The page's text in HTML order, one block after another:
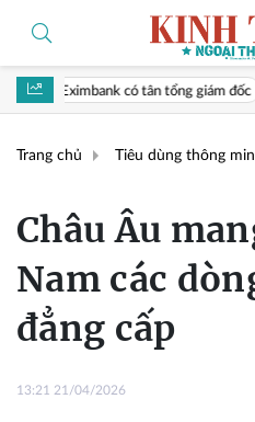
tân tổng giám đốc 'Ông lớn'
Trang chủ Tiêu dùng thông
Châu Âu
Nam các
đẳng cấp
13:21 21/04/2026